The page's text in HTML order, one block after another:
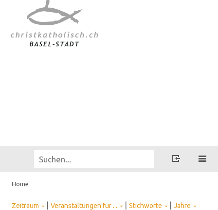
Home
Zeitraum Veranstaltungen für ... Stichworte Jahre